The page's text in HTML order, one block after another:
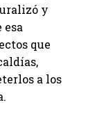
y
esa
que
a los